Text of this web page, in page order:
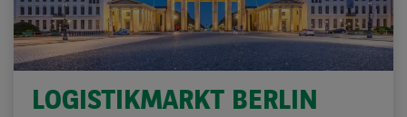
LOGISTIKMARKT BERLIN